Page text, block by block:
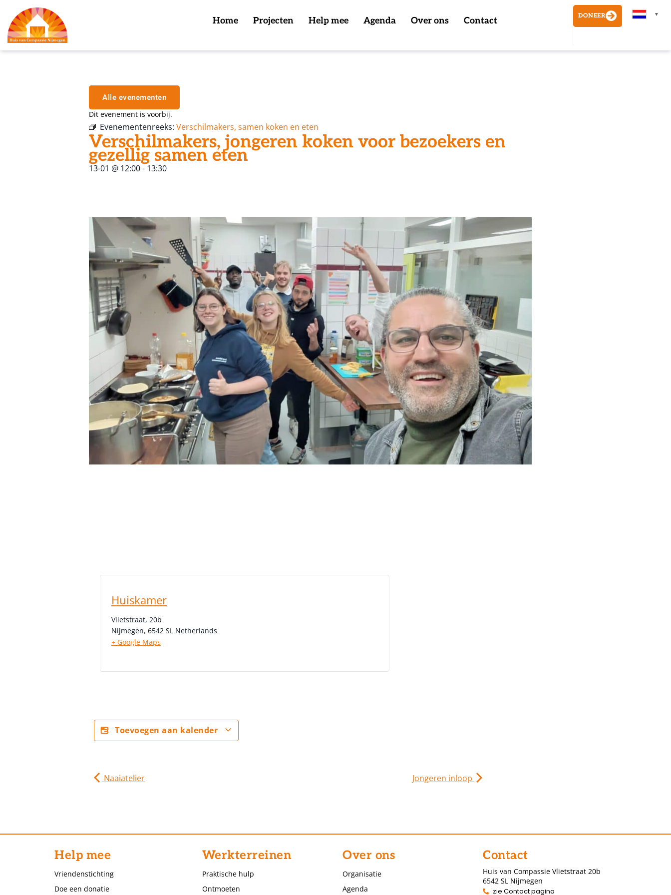
Home Projecten Help mee Agenda Over ons Contact DONEER ▼
Alle evenementen
Dit evenement is voorbij.
Evenementenreeks: Verschilmakers, samen koken en eten
Verschilmakers, jongeren koken voor bezoekers en
gezellig samen eten
13-01 @ 12:00- 13:30
Huiskamer
Vlietstraat, 20b
Nijmegen, 6542 SL Netherlands
+ Google Maps
Toevoegen aan kalender
Naaiatelier Jongeren inloop
Help mee
Vriendenstichting
Doe een donatie
Werkterreinen
Praktische hulp
Ontmoeten
Over ons
Organisatie
Agenda
Contact
Huis van Compassie Vlietstraat 20b
6542 SL Nijmegen
zie Contact pagina